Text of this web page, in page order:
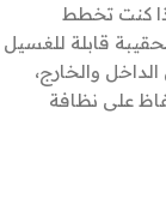
كنت تخطط
قابلة للغسيل
والخارج،
على نظافة